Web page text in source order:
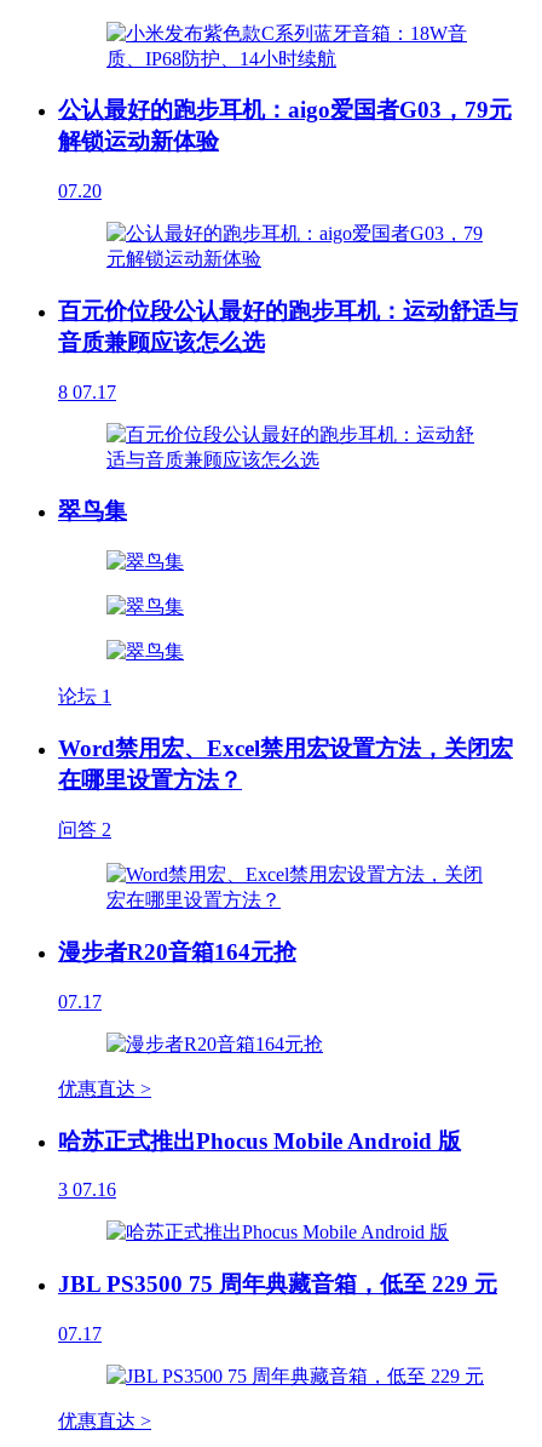
公认最好的跑步耳机：aigo爱国者G03，79元
解锁运动新体验
07.20
百元价位段公认最好的跑步耳机：运动舒适与
音质兼顾应该怎么选
8 07.17
翠鸟集
论坛 1
Word禁用宏、Excel禁用宏设置方法，关闭宏
在哪里设置方法？
问答 2
漫步者R20音箱164元抢
07.17
优惠直达 >
哈苏正式推出Phocus Mobile Android 版
3 07.16
JBL PS3500 75 周年典藏音箱，低至 229 元
07.17
优惠直达 >